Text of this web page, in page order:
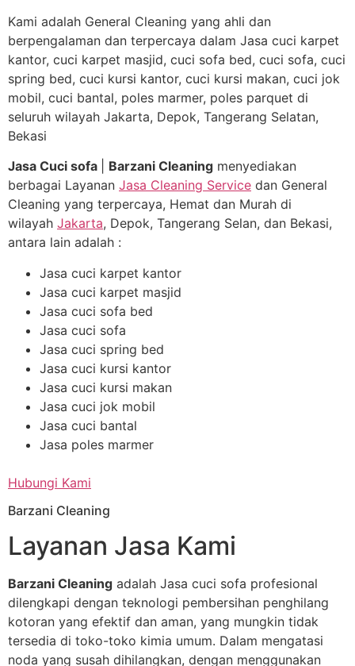
Kami adalah General Cleaning yang ahli dan
berpengalaman dan terpercaya dalam Jasa cuci karpet
kantor, cuci karpet masjid, cuci sofa bed, cuci sofa, cuci
spring bed, cuci kursi kantor, cuci kursi makan, cuci jok
mobil, cuci bantal, poles marmer, poles parquet di
seluruh wilayah Jakarta, Depok, Tangerang Selatan,
Bekasi
Jasa Cuci sofa
Barzani Cleaning menyediakan
berbagai Layanan Jasa Cleaning Service dan General
Cleaning yang terpercaya, Hemat dan Murah di
wilayah Jakarta, Depok, Tangerang Selan, dan Bekasi,
antara lain adalah :
Jasa cuci karpet kantor
Jasa cuci karpet masjid
Jasa cuci sofa bed
Jasa cuci sofa
Jasa cuci spring bed
Jasa cuci kursi kantor
Jasa cuci kursi makan
Jasa cuci jok mobil
Jasa cuci bantal
Jasa poles marmer
Hubungi Kami
Barzani Cleaning
Layanan Jasa Kami
Barzani Cleaning adalah Jasa cuci sofa profesional
dilengkapi dengan teknologi pembersihan penghilang
kotoran yang efektif dan aman, yang mungkin tidak
tersedia di toko-toko kimia umum. Dalam mengatasi
noda yang susah dihilangkan, dengan menggunakan